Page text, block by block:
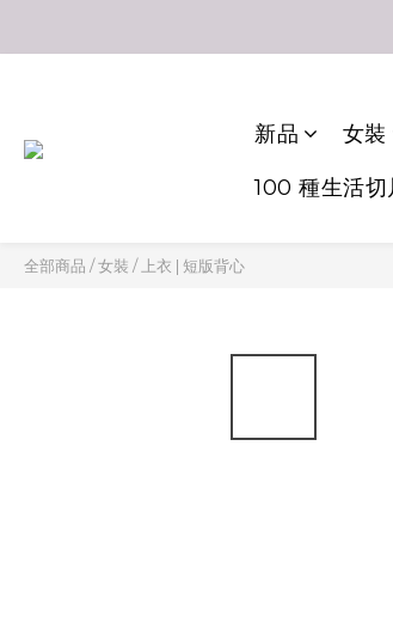
新品 女裝
100 種生活
全部商品 /女裝 / 上衣 | 短版背心